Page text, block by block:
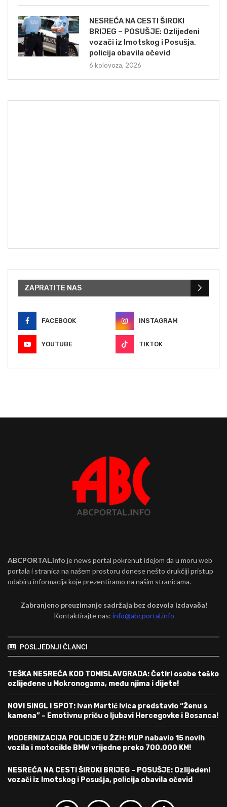
NESREĆA NA CESTI ŠIROKI
BRIJEG – POSUŠJE: Ozlijeđeni
vozači iz Imotskog i Posušja,
policija obavila očevid
6 kolovoza, 2026
ZAPRATITE NAS
FACEBOOK INSTAGRAM
YOUTUBE TIKTOK
ABCPORTAL.info je news portal pokrenut idejom da u moru web
portala i stranica na našem prostoru donese nešto drukčiji pristup
odabiru informacija koje prezentiramo na našim stranicama.
Zabranjeno preuzimanje sadržaja bez dozvola izdavača!
Kontaktirajte nas:info@abcportal.info
POSLJEDNJI ČLANCI
TEŠKA NESREĆA KOD TOMISLAVGRADA: Četiri osobe teško
ozlijeđene u Mokronogama, među njima i dijete!
NOVI SINGL I SPOT: Ivan Martić Ivica predstavio “Ženu s
kamena” – Emotivnu priču o ljubavi Hercegovke i Bosanca!
MODERNIZACIJA POLICIJE U ŽZH: MUP nabavio 15 novih
vozila i motocikle BMW vrijedne preko 700.000 KM!
NESREĆA NA CESTI ŠIROKI BRIJEG – POSUŠJE: Ozlijeđeni
vozači iz Imotskog i Posušja, policija obavila očevid